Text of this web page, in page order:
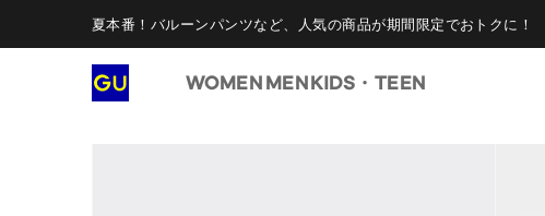
夏本番！バルーンパンツなど、人気の商品が期間限定でおトクに！
WOMEN MENKIDS・TEEN